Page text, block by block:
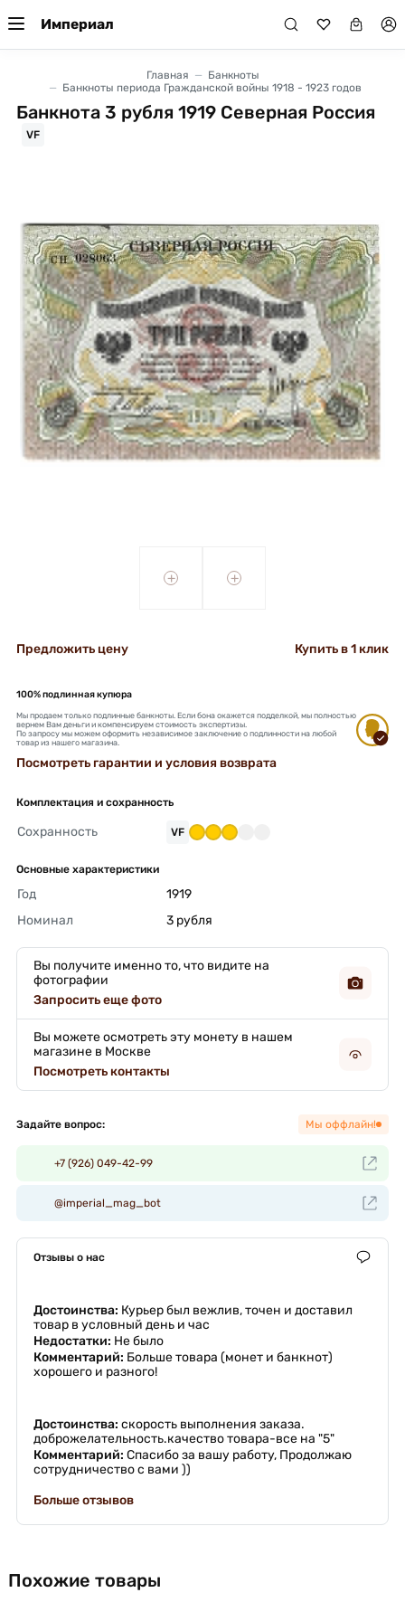
Империал
Главная
Банкноты
Банкноты периода Гражданской войны 1918 - 1923 годов
Банкнота 3 рубля 1919 Северная Россия
VF
+ +
Предложить цену Купить в 1 клик
100% подлинная купюра
Мы продаем только подлинные банкноты. Если бона окажется подделкой, мы полностью
вернем Вам деньги и компенсируем стоимость экспертизы.
По запросу мы можем оформить независимое заключение о подлинности на любой
товар из нашего магазина.
Посмотреть гарантии и условия возврата
Комплектация и сохранность
Сохранность VF
Основные характеристики
Год
1919
Номинал
3 рубля
Вы получите именно то, что видите на
фотографии
Запросить еще фото
Вы можете осмотреть эту монету в нашем
магазине в Москве
Посмотреть контакты
Задайте вопрос: Мы оффлайн!
+7 (926) 049-42-99
@imperial_mag_bot
Отзывы о нас
Достоинства: Курьер был вежлив, точен и доставил
товар в условный день и час
Недостатки: Не было
Комментарий: Больше товара (монет и банкнот)
хорошего и разного!
Достоинства: скорость выполнения заказа.
доброжелательность.качество товара-все на "5"
Комментарий: Спасибо за вашу работу, Продолжаю
сотрудничество с вами ))
Больше отзывов
Похожие товары